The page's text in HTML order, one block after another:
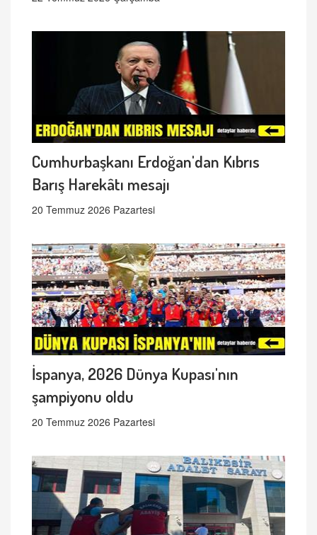
Cumhurbaşkanı Erdoğan'dan Kıbrıs
Barış Harekâtı mesajı
20 Temmuz 2026 Pazartesi
İspanya, 2026 Dünya Kupası'nın
şampiyonu oldu
20 Temmuz 2026 Pazartesi